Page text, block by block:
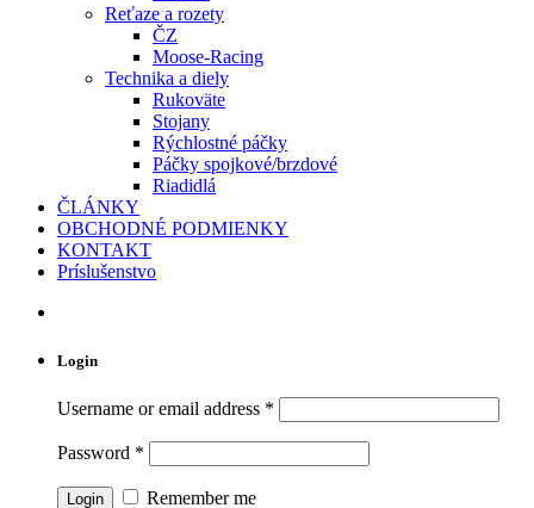
Reťaze a rozety
ČZ
Moose-Racing
Technika a diely
Rukoväte
Stojany
Rýchlostné páčky
Páčky spojkové/brzdové
Riadidlá
ČLÁNKY
OBCHODNÉ PODMIENKY
KONTAKT
Príslušenstvo
Login
Username or email address *
Password *
Remember me